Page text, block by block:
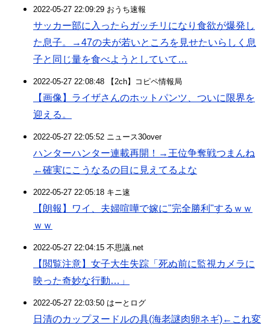
2022-05-27 22:09:29 おうち速報
サッカー部に入ったらガッチリになり食欲が爆発し
た息子。→47の夫が若いところを見せたいらしく息
子と同じ量を食べようとしていて…
2022-05-27 22:08:48 【2ch】コピペ情報局
【画像】ライザさんのホットパンツ、ついに限界を
迎える。
2022-05-27 22:05:52 ニュース30over
ハンターハンター連載再開！→王位争奪戦つまんね
←確実にこうなるの目に見えてるよな
2022-05-27 22:05:18 キニ速
【朗報】ワイ、夫婦喧嘩で嫁に"完全勝利"するｗｗ
ｗｗ
2022-05-27 22:04:15 不思議.net
【閲覧注意】女子大生失踪「死ぬ前に監視カメラに
映った奇妙な行動…」
2022-05-27 22:03:50 はーとログ
日清のカップヌードルの具(海老謎肉卵ネギ)←これ変